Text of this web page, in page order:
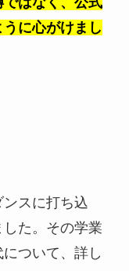
に心がけまし
スに打ち込
た。その学業
ついて、詳し